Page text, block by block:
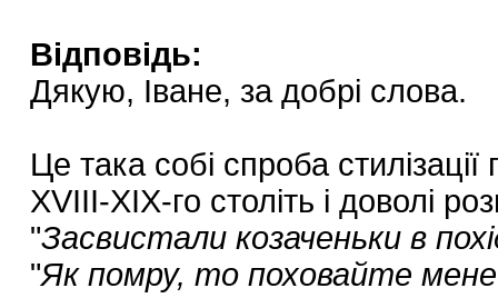
Відповідь:
Дякую, Іване, за добрі слова.
Це така собі спроба
XVIII-XIX-го століть і доволі
"Засвистали козаченьки в
"Як помру, то поховайте мене